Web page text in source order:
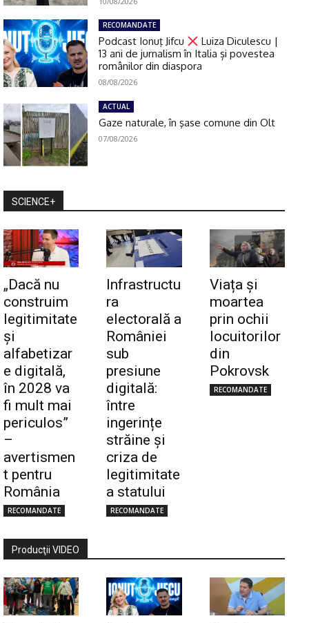
RECOMANDATE
Podcast Ionuţ Jifcu
Luiza Diculescu |
13 ani de jurnalism în Italia și povestea
românilor din diaspora
08/08/2026
ACTUAL
Gaze naturale, în şase comune din Olt
07/08/2026
SCIENCE+
„Dacă nu
construim
legitimitate
și
alfabetizar
e digitală,
în 2028 va
fi mult mai
periculos”
–
avertismen
t pentru
România
RECOMANDATE
Infrastructu
ra
electorală a
României
sub
presiune
digitală:
între
ingerințe
străine și
criza de
legitimitate
a statului
RECOMANDATE
Viața și
moartea
prin ochii
locuitorilor
din
Pokrovsk
RECOMANDATE
Producţii VIDEO